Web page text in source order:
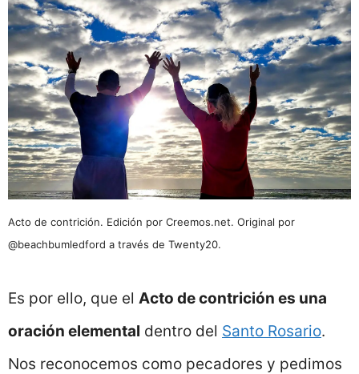
Acto de contrición. Edición por Creemos.net. Original por
@beachbumledford a través de Twenty20.
Es por ello, que el Acto de contrición es una
oración elemental dentro del Santo Rosario.
Nos reconocemos como pecadores y pedimos